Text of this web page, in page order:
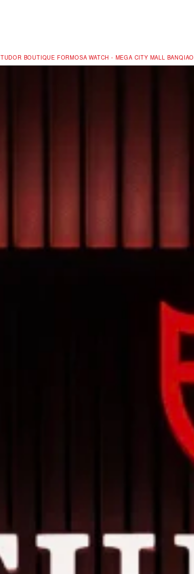
‭TUDOR BOUTIQUE FORMOSA WATCH - MEGA CITY MALL BANQIAO‬